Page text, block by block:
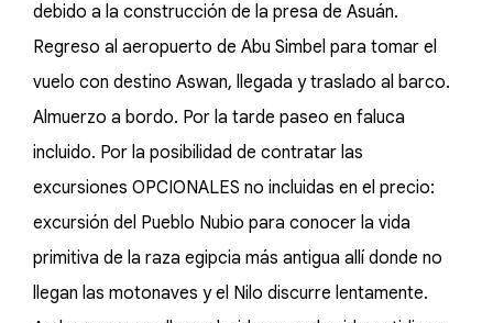
debido a la construcción de la presa de Asuán.
Regreso al aeropuerto de Abu Simbel para tomar el
vuelo con destino Aswan, llegada y traslado al barco.
Almuerzo a bordo. Por la tarde paseo en faluca
incluido. Por la posibilidad de contratar las
excursiones OPCIONALES no incluidas en el precio:
excursión del Pueblo Nubio para conocer la vida
primitiva de la raza egipcia más antigua allí donde no
llegan las motonaves y el Nilo discurre lentamente.